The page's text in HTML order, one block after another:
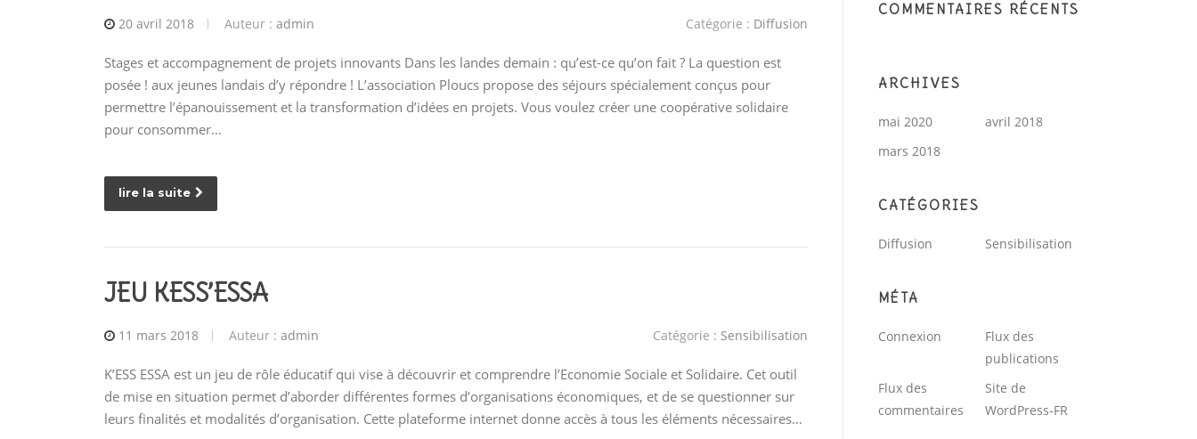
20 avril 2018 Auteur : admin Catégorie : Diffusion
Stages et accompagnement de projets innovants Dans les landes demain : qu’est-ce qu’on fait ? La question est
posée ! aux jeunes landais d’y répondre ! L’association Ploucs propose des séjours spécialement conçus pour
permettre l’épanouissement et la transformation d’idées en projets. Vous voulez créer une coopérative solidaire
pour consommer…
lire la suite
JEU KESS’ESSA
11 mars 2018 Auteur : admin Catégorie : Sensibilisation
K’ESS ESSA est un jeu de rôle éducatif qui vise à découvrir et comprendre l’Economie Sociale et Solidaire. Cet outil
de mise en situation permet d’aborder différentes formes d’organisations économiques, et de se questionner sur
leurs finalités et modalités d’organisation. Cette plateforme internet donne accès à tous les éléments nécessaires…
COMMENTAIRES RÉCENTS
ARCHIVES
mai 2020
avril 2018
mars 2018
CATÉGORIES
Diffusion Sensibilisation
MÉTA
Connexion
Flux des
publications
Flux des
commentaires
Site de
WordPress-FR